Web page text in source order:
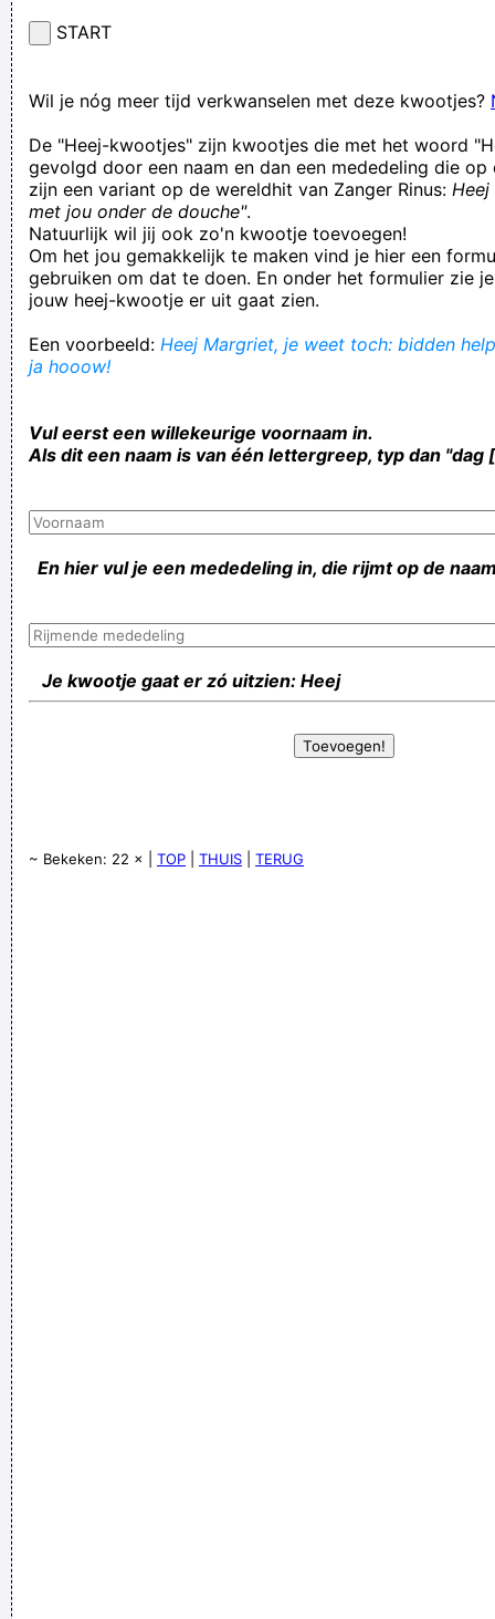
START
Wil je nóg meer tijd verkwanselen met deze kwootjes?
De "Heej-kwootjes" zijn kwootjes die met het woord
gevolgd door een naam en dan een mededeling die op
zijn een variant op de wereldhit van Zanger Rinus:
met jou onder de douche".
Natuurlijk wil jij ook zo'n kwootje toevoegen!
Om het jou gemakkelijk te maken vind je hier een
gebruiken om dat te doen. En onder het formulier zie
jouw heej-kwootje er uit gaat zien.
Een voorbeeld: Heej Margriet, je weet toch: bidden
ja hooow!
Vul eerst een willekeurige voornaam in.
Als dit een naam is van één lettergreep, typ dan "dag
En hier vul je een mededeling in, die rijmt op de
Je kwootje gaat er zó uitzien: Heej
~ Bekeken: 22 × | TOP THUIS TERUG